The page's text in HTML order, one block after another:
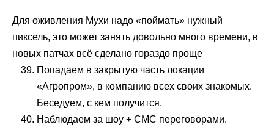
Для оживления Мухи надо «поймать» нужный
пиксель, это может занять довольно много времени, в
новых патчах всё сделано гораздо проще
Попадаем в закрытую часть локации
«Агропром», в компанию всех своих знакомых.
Беседуем, с кем получится.
Наблюдаем за шоу + СМС переговорами.